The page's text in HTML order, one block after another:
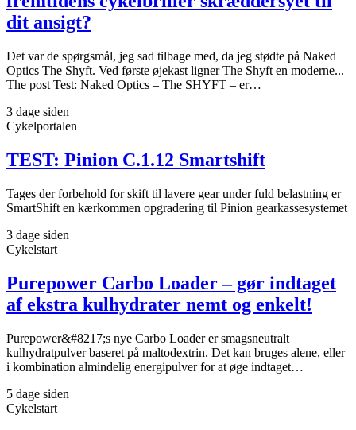
dit ansigt?
Det var de spørgsmål, jeg sad tilbage med, da jeg stødte på Naked
Optics The Shyft. Ved første øjekast ligner The Shyft en moderne...
The post Test: Naked Optics – The SHYFT – er…
3 dage siden
Cykelportalen
TEST: Pinion C.1.12 Smartshift
Tages der forbehold for skift til lavere gear under fuld belastning er
SmartShift en kærkommen opgradering til Pinion gearkassesystemet
3 dage siden
Cykelstart
Purepower Carbo Loader – gør indtaget
af ekstra kulhydrater nemt og enkelt!
Purepower&#8217;s nye Carbo Loader er smagsneutralt
kulhydratpulver baseret på maltodextrin. Det kan bruges alene, eller
i kombination almindelig energipulver for at øge indtaget…
5 dage siden
Cykelstart